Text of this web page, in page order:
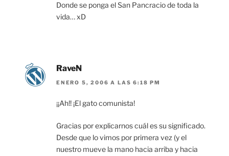
Donde se ponga el San Pancracio de toda la
vida… xD
RaveN
ENERO 5, 2006 A LAS 6:18 PM
¡¡Ah!! ¡El gato comunista!
Gracias por explicarnos cuál es su significado.
Desde que lo vimos por primera vez (y el
nuestro mueve la mano hacia arriba y hacia